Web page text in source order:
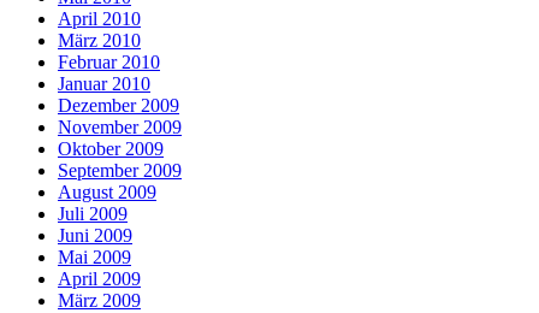
April 2010
März 2010
Februar 2010
Januar 2010
Dezember 2009
November 2009
Oktober 2009
September 2009
August 2009
Juli 2009
Juni 2009
Mai 2009
April 2009
März 2009